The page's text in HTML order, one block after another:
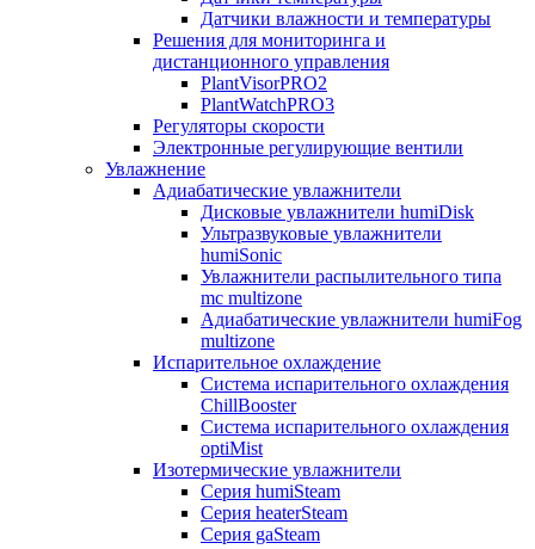
Датчики влажности и температуры
Решения для мониторинга и
дистанционного управления
PlantVisorPRO2
PlantWatchPRO3
Регуляторы скорости
Электронные регулирующие вентили
Увлажнение
Адиабатические увлажнители
Дисковые увлажнители humiDisk
Ультразвуковые увлажнители
humiSonic
Увлажнители распылительного типа
mc multizone
Адиабатические увлажнители humiFog
multizone
Испарительное охлаждение
Система испарительного охлаждения
ChillBooster
Система испарительного охлаждения
optiMist
Изотермические увлажнители
Серия humiSteam
Серия heaterSteam
Серия gaSteam